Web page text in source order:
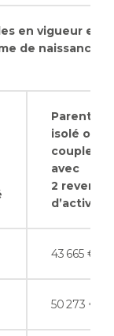
en vigueur en
de naissance
Parent
isolé ou
couple
avec
2 revenus
d’activité
43 665 €
50 273 €